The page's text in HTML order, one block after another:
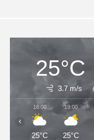
25°C
3.7 m/s
18:00
25°C
19:00
25°C
‹